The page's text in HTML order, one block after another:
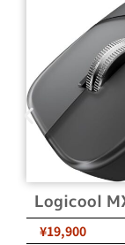
Logicool
¥19,900